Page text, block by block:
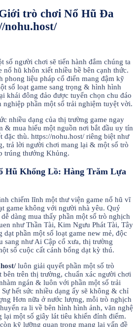
trò chơi Nổ Hũ Đa
nohu.host/
số người chơi sẽ tiến hành đắm chúng ta
nổ hũ khôn xiết nhiều bề bên cạnh thức.
phong liệu pháp cổ điển mang đậm kỹ
số loạt game sang trọng & hình hình
khái đông đảo được tuyển chọn chu đáo
nghiệp phần một số trải nghiệm tuyệt vời.
nhiều dạng của thị trường game ngay
& mua hiểu một nguồn nơi bắt đầu uy tín
thù. https://nohu.host/ riêng biệt như
trả lời người chơi mang lại & một số trò
trúng thưởng Khủng.
Hũ Khổng Lồ: Hàng Trăm Lựa
chiếm lĩnh một thư viện game nổ hũ vĩ
game không với người nhà yêu. Quý
dàng mua thấy phần một số trò nghịch
như Thần Tài, Kim Ngưu Phát Tài, Tây
phần một số loạt game new mẻ, độc
sang như Ai Cập cổ xưa, thị trường
số cuộc cất cánh bổng dạt kỳ thú.
luôn giải quyết phần một số trò
bên trên thị trường, chuẩn xác người chơi
ngán & luôn với phần một số trải
hết sức nhiều dạng ấy sẽ không & chỉ
Hơn nữa ở nước lượng, mỗi trò nghịch
ra li về bên hình hình ảnh, văn nghệ
lại một số giây lát tiêu khiển đỉnh điểm.
kỹ lưỡng quan trọng mang lại vấn đề